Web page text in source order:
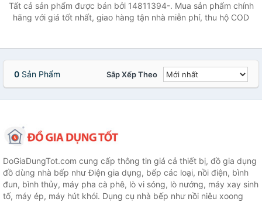
Tất cả sản phẩm được bán bởi 14811394-. Mua sản phẩm chính
hãng với giá tốt nhất, giao hàng tận nhà miễn phí, thu hộ COD
0 Sản Phẩm Sắp Xếp Theo
DoGiaDungTot.com cung cấp thông tin giá cả thiết bị, đồ gia dụng
đồ dùng nhà bếp như Điện gia dụng, bếp các loại, nồi điện, bình
đun, bình thủy, máy pha cà phê, lò vi sóng, lò nướng, máy xay sinh
tố, máy ép, máy hút khói. Dụng cụ nhà bếp như nồi niêu xoong